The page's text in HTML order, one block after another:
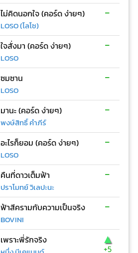
ไม่คิดนอกใจ (คอร์ด ง่ายๆ)
LOSO (โลโซ)
-
ใจสั่งมา (คอร์ด ง่ายๆ)
LOSO
-
ซมซาน
LOSO
-
มานะ (คอร์ด ง่ายๆ)
พงษ์สิทธิ์ คำภีร์
-
อะไรก็ยอม (คอร์ด ง่ายๆ)
LOSO
-
คืนที่ดาวเต็มฟ้า
ปราโมทย์ วิเลปะนะ
-
ฟ้าสีครามกับความเป็นจริง
BOVINI
-
เพราะพี่รักจริง ▲
+5